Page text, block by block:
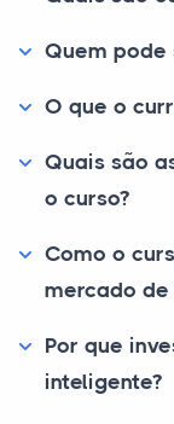
Quem pode
O que o
Quais são
o curso?
Como o
mercado de
Por que
inteligente?